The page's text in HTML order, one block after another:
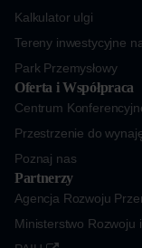
Kalkulator ulgi
Tereny inwestycyjne
Park Przemysłowy
Oferta i Współpraca
Centrum
Przestrzenie do
Poznaj nas
Partnerzy
Agencja Rozwoju
Ministerstwo Rozwoju